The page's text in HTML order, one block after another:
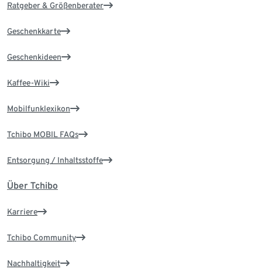
Ratgeber & Größenberater
Geschenkkarte
Geschenkideen
Kaffee-Wiki
Mobilfunklexikon
Tchibo MOBIL FAQs
Entsorgung / Inhaltsstoffe
Über Tchibo
Karriere
Tchibo Community
Nachhaltigkeit